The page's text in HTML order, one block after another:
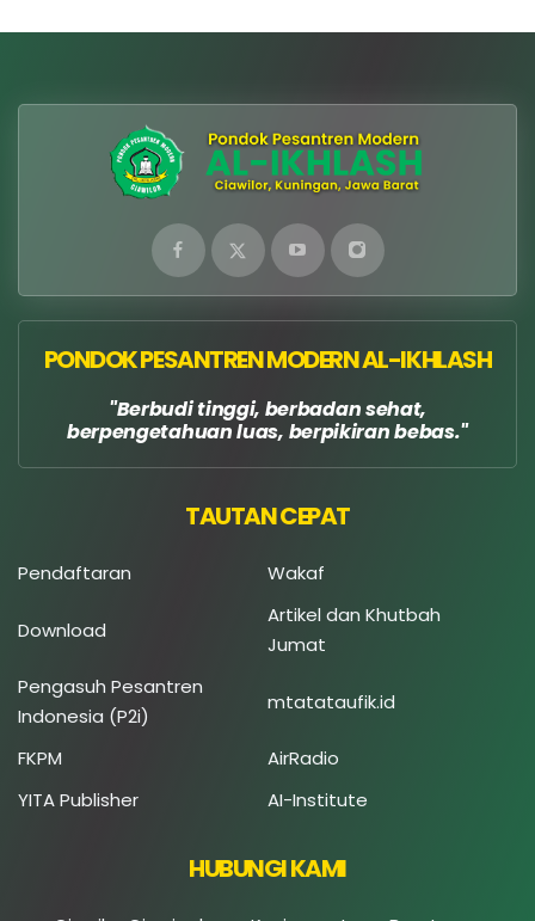
PONDOK PESANTREN MODERN AL-IKHLASH
Berbudi tinggi, berbadan sehat,
berpengetahuan luas, berpikiran bebas.
TAUTAN CEPAT
Pendaftaran Wakaf
Download
Artikel dan Khutbah
Jumat
Pengasuh Pesantren
Indonesia (P2i)
mtatataufik.id
FKPM
AirRadio
YITA Publisher
AI-Institute
HUBUNGI KAMI